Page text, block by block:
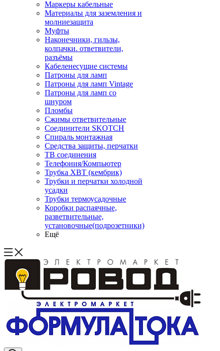
Маркеры кабельные
Материалы для заземления и
молниезащита
Муфты
Наконечники, гильзы,
колпачки. ответвители,
разъёмы
Кабеленесущие системы
Патроны для ламп
Патроны для ламп Vintage
Патроны для ламп со
шнуром
Пломбы
Сжимы ответвительные
Соединители SKOTCH
Спираль монтажная
Средства защиты, перчатки
ТВ соединения
Телефония/Компьютер
Трубка ХВТ (кембрик)
Трубки и перчатки холодной
усадки
Трубки термоусадочные
Коробки распаячные,
разветвительные,
установочные(подрозетники)
Ещё